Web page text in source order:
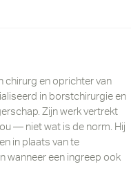
chirurg en oprichter van
in borstchirurgie en
Zijn werk vertrekt
— niet wat is de norm. Hij
in plaats van te
wanneer een ingreep ook